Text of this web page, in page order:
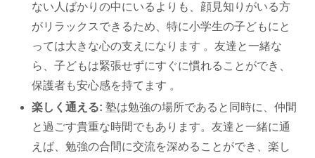
ない人ばかりの中にいるよりも、顔見知りがいる方
がリラックスできるため、特に小学生の子どもにと
っては大きな心の支えになります 。友達と一緒な
ら、子どもは緊張せずにすぐに慣れることができ、
保護者も安心感を持てます 。
楽しく通える: 塾は勉強の場所であると同時に、仲間
と過ごす貴重な時間でもあります。友達と一緒に通
えば、勉強の合間に交流を深めることができ、楽し